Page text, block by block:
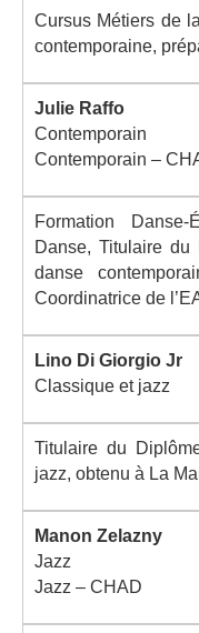
Cursus Métiers de
contemporaine,
Julie Raffo
Contemporain
Contemporain –
Formation
Danse, Titulaire du
danse
Coordinatrice de
Lino Di Giorgio Jr
Classique et jazz
Titulaire du
jazz, obtenu à La
Manon Zelazny
Jazz
Jazz – CHAD